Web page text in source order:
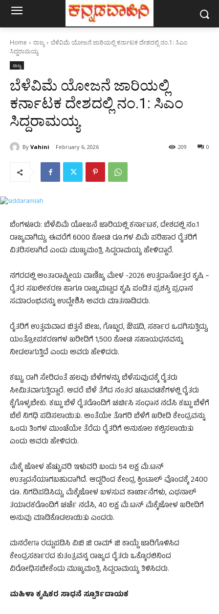
Home ರಾಜ್ಯ
ಬೆಳೆವಿಮೆ ಯೋಜನೆ ಜಾರಿಯಲ್ಲಿ ಕರ್ನಾಟಕ ದೇಶದಲ್ಲಿ ನಂ.1: ಸಿಎಂ
ಸಿದ್ದರಾಮಯ್ಯ
ರಾಜ್ಯ
ಬೆಳೆವಿಮೆ ಯೋಜನೆ ಜಾರಿಯಲ್ಲಿ
ಕರ್ನಾಟಕ ದೇಶದಲ್ಲಿ ನಂ.1: ಸಿಎಂ
ಸಿದ್ದರಾಮಯ್ಯ
By Vahini February 6, 2026 0
209
ಬೆಂಗಳೂರು: ಬೆಳೆವಿಮೆ ಯೋಜನೆ ಜಾರಿಯಲ್ಲಿ ಕರ್ನಾಟಕ, ದೇಶದಲ್ಲಿ ನಂ.1
ರಾಜ್ಯವಾಗಿದ್ದು, ಈವರೆಗೆ 6000 ಕೋಟಿ ರೂ.ಗಳ ವಿಮೆ ಪರಿಹಾರ ರೈತರಿಗೆ
ವಿತರಿಸಲಾಗಿದೆ ಎಂದು ಮುಖ್ಯಮಂತ್ರಿ ಸಿದ್ದರಾಮಯ್ಯ ಹೇಳಿದ್ದಾರೆ.
ನಗರದಲ್ಲಿ ಅಂತಾರಾಷ್ಟ್ರೀಯ ವಾಣಿಜ್ಯ ಮೇಳ -2026 ಉತ್ಪದಾನೋತ್ತರ ಕೃಷಿ –
ರೈತರ ಸಬಲೀಕರಣ ಹಾಗೂ ರಾಜ್ಯಮಟ್ಟದ ಕೃಷಿ ಪಂಡಿತ ಪ್ರಶಸ್ತಿ ಪ್ರಧಾನ
ಸಮಾರಂಭವನ್ನು ಉದ್ದೇಶಿಸಿ ಅವರು ಮಾತನಾಡಿದರು.
ರೈತರಿಗೆ ಉತ್ತಮವಾದ ಬಿತ್ತನೆ ಬೀಜ, ಗೊಬ್ಬರ, ಔಷದಿ, ಸರ್ಕಾರ ಒದಗಿಸುತ್ತಿದ್ದು,
ಯಂತ್ರೋಪಕರಣಗಳ ಖರೀದಿಗೆ 1,500 ಕೋಟಿ ಸಹಾಯಧನವನ್ನು
ನೀಡಲಾಗುತ್ತಿದೆ ಎಂದು ಅವರು ಹೇಳಿದರು.
ಕಬ್ಬು, ರಾಗಿ ಸೇರಿದಂತೆ ಹಲವು ಬೆಳೆಗಳನ್ನು ಬೆಳೆಸುವುದಕ್ಕೆ ರೈತರು
ಸೀಮಿತವಾಗುತ್ತಿದ್ದಾರೆ. ಆದರೆ ಬೆಳೆ ತೆಗೆದ ನಂತರ ಚಟುವಟಿಕೆಗಳಲ್ಲಿ ರೈತರು
ಕೈಗೊಳ್ಳಬೇಕು. ಕಬ್ಬು ಬೆಳೆ ರೈತರೊಂದಿಗೆ ಚರ್ಚಿಸಿ ಸಂಧಾನ ನಡೆಸಿ ಕಬ್ಬು ಬೆಳೆಗೆ
ಬೆಲೆ ನಿಗಧಿ ಪಡಿಸಲಾಯಿತು. ಅಂತೆಯೇ ತೊಗರಿ ಬೆಳೆಗೆ ಖರೀದಿ ಕೇಂದ್ರವನ್ನು
ಒಂದು ತಿಂಗಳ ಮುಂಚೆಯೇ ತೆರೆದು ರೈತರಿಗೆ ಅನುಕೂಲ ಕಲ್ಪಿಸಲಾಯಿತು
ಎಂದು ಅವರು ಹೇಳಿದರು.
ಮೆಕ್ಕೆ ಜೋಳ ಹೆಚ್ಚುವರಿ ಇಳುವರಿ ಬಂದು 54 ಲಕ್ಷ ಮೆ.ಟನ್
ಉತ್ಪಾದನೆಯಾಗಬಹುದಾಗಿದೆ. ಆದ್ದರಿಂದ ಕೇಂದ್ರ ಕ್ವಿಂಟಾಲ್ ವೊಂದಕ್ಕೆ 2400
ರೂ. ನಿಗದಿಪಡಿಸಿದ್ದು, ಮೆಕ್ಕೆಜೋಳ ಬಳಸುವ ಕಾರ್ಖಾನೆಗಳು, ಎಥನಾಲ್
ತಯಾರಕರೊಂದಿಗೆ ಚರ್ಚೆ ನಡೆಸಿ, 40 ಲಕ್ಷ ಮೆ.ಟನ್ ಮೆಕ್ಕೆಜೋಳ ಖರೀದಿಗೆ
ಅನುವು ಮಾಡಿಕೊಡಲಾಯಿತು ಎಂದರು.
ಮನರೇಗಾ ರದ್ದುಪಡಿಸಿ ವಿಬಿ ಜಿ ರಾಮ್ ಜಿ ಕಾಯ್ದೆ ಜಾರಿಗೊಳಿಸಿದ
ಕೇಂದ್ರಸರ್ಕಾರದ ಕುತಂತ್ರವನ್ನ ರಾಜ್ಯದ ರೈತರು ಒಕ್ಕೊರಲಿನಿಂದ
ವಿರೋಧಿಸಬೇಕೆಂದು ಮುಖ್ಯಮಂತ್ರಿ ಸಿದ್ದರಾಮಯ್ಯ ತಿಳಿಸಿದರು.
ಮಹಿಳಾ ಕೃಷಿಕರ ಸಾಧನೆ ಸ್ಪೂರ್ತಿದಾಯಕ